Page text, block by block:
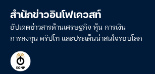
สำนักข่าวอินโฟเควสท์
อัปเดตข่าวสารด้านเศรษฐกิจ หุ้น การเงิน
การลงทุน คริปโท และประเด็นน่าสนใจรอบโลก